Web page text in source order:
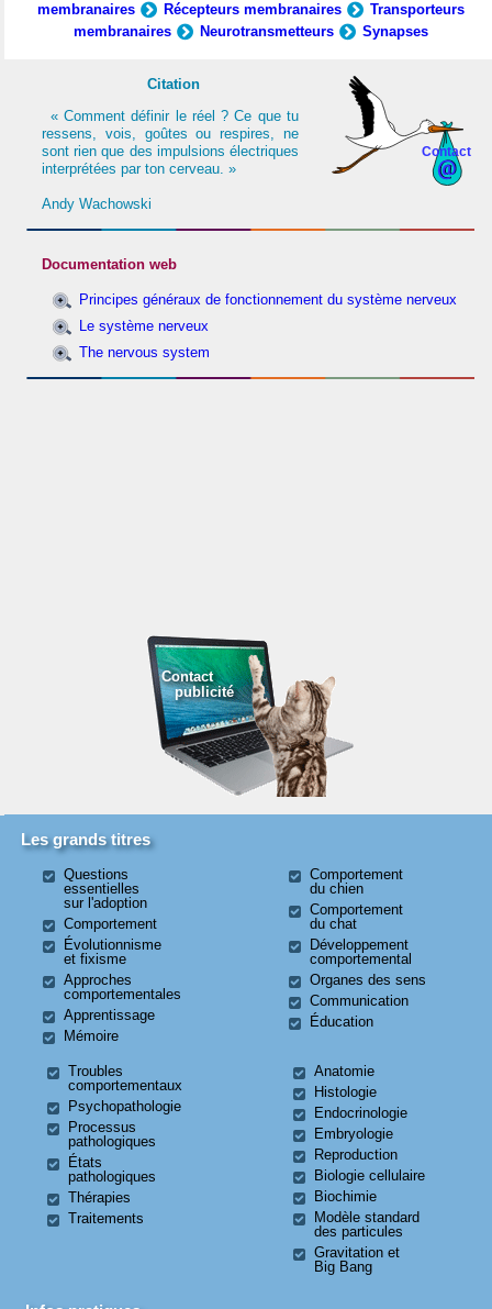
membranaires
Récepteurs membranaires
Transporteurs
membranaires
Neurotransmetteurs Synapses
Contact
Citation
« Comment définir le réel ? Ce que tu
ressens, vois, goûtes ou respires, ne
sont rien que des impulsions électriques
interprétées par ton cerveau. »
Andy Wachowski
Documentation web
Principes généraux de fonctionnement du système nerveux
Le système nerveux
The nervous system
Contact
publicité
Les grands titres
Questions
essentielles
sur l'adoption
Comportement
Évolutionnisme
et fixisme
Approches
comportementales
Apprentissage
Mémoire
Comportement
du chien
Comportement
du chat
Développement
comportemental
Organes des sens
Communication
Éducation
Troubles
comportementaux
Psychopathologie
Processus
pathologiques
États
pathologiques
Thérapies
Traitements
Anatomie
Histologie
Endocrinologie
Embryologie
Reproduction
Biologie cellulaire
Biochimie
Modèle standard
des particules
Gravitation et
Big Bang